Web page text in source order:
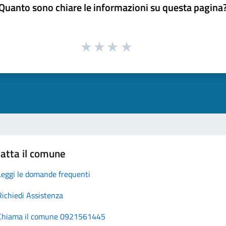
sono chiare le informazioni su questa
il comune
le domande frequenti
Assistenza
il comune 0921561445